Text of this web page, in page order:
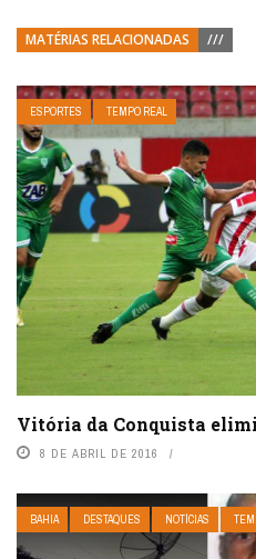
MATÉRIAS RELACIONADAS ///
ESPORTES TEMPO REAL
Vitória da Conquista
8 DE ABRIL DE 2016
BAHIA DESTAQUES NOTÍCIAS